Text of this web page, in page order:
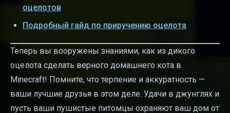
оцелотов
Подробный гайд по приручению оцелота
Теперь вы вооружены знаниями, как из дикого
оцелота сделать верного домашнего кота в
Minecraft! Помните, что терпение и аккуратность —
ваши лучшие друзья в этом деле. Удачи в джунглях и
пусть ваши пушистые питомцы охраняют ваш дом от